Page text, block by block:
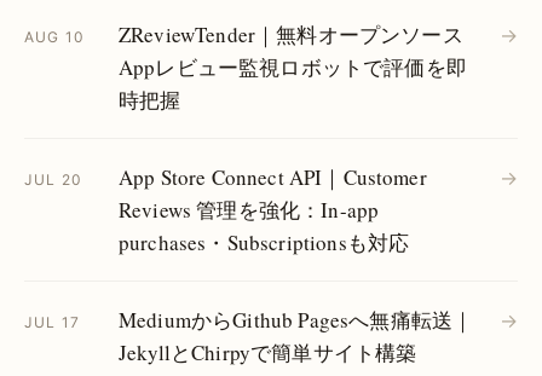
AUG 10
ZReviewTender｜無料オープンソース
Appレビュー監視ロボットで評価を即
時把握
→
JUL 20
App Store Connect API｜Customer
Reviews 管理を強化：In-app
purchases・Subscriptionsも対応
→
JUL 17
MediumからGithub Pagesへ無痛転送｜
JekyllとChirpyで簡単サイト構築
→